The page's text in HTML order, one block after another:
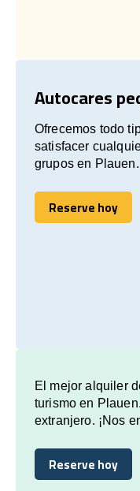
Autocares
Ofrecemos todo
satisfacer
grupos en Plauen.
Reserve hoy
Reserve hoy
El mejor alquiler
turismo en
extranjero. ¡Nos
Reserve hoy
Reserve hoy